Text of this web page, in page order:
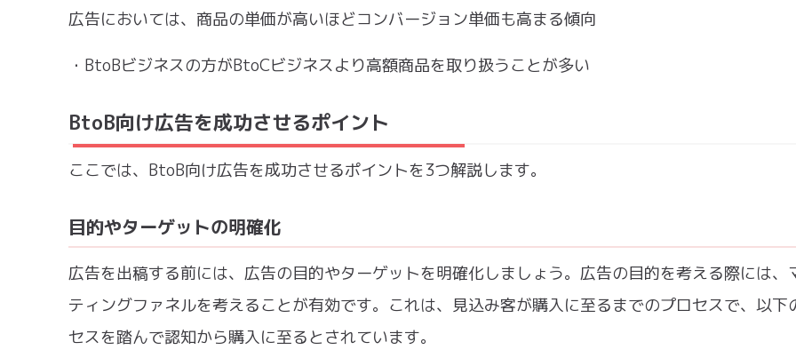
広告においては、商品の単価が高いほどコンバージョン単価も高まる傾向
・BtoBビジネスの方がBtoCビジネスより高額商品を取り扱うことが多い
BtoB向け広告を成功させるポイント
ここでは、BtoB向け広告を成功させるポイントを3つ解説します。
目的やターゲットの明確化
広告を出稿する前には、広告の目的やターゲットを明確化しましょう。広告の目的を考える際には、
ティングファネルを考えることが有効です。これは、見込み客が購入に至るまでのプロセスで、以下
セスを踏んで認知から購入に至るとされています。